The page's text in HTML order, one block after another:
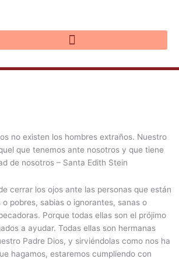
cerrar los ojos ante las personas que están
pobres, sabias o ignorantes, sanas o
Porque todas ellas son el prójimo
a ayudar. Todas ellas son hermanas
Padre Dios, y sirviéndolas como nos ha
hagamos, estaremos cumpliendo con